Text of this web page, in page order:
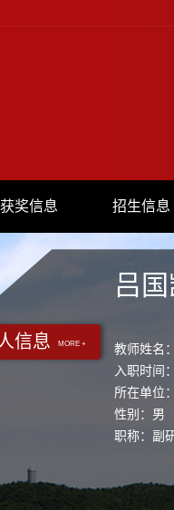
获奖信息 招生信息
信息 MORE +
吕
教师姓名
入职时间
所在单位
性别：男
职称：副